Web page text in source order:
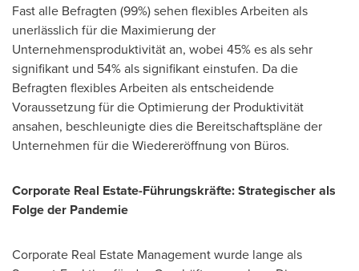
Fast alle Befragten (99%) sehen flexibles Arbeiten als
unerlässlich für die Maximierung der
Unternehmensproduktivität an, wobei 45% es als sehr
signifikant und 54% als signifikant einstufen. Da die
Befragten flexibles Arbeiten als entscheidende
Voraussetzung für die Optimierung der Produktivität
ansahen, beschleunigte dies die Bereitschaftspläne der
Unternehmen für die Wiedereröffnung von Büros.
Corporate Real Estate-Führungskräfte: Strategischer als
Folge der Pandemie
Corporate Real Estate Management wurde lange als